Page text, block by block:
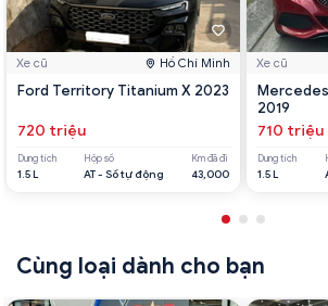
Xe cũ Hồ Chí Minh
Ford Territory Titanium X 2023
720 triệu
Dung tích
1.5 L
Hộp số
AT - Số tự động
Km đã đi
43,000
Xe cũ
2019
710 triệu
Dung tích
1.5 L
Cùng loại dành cho bạn